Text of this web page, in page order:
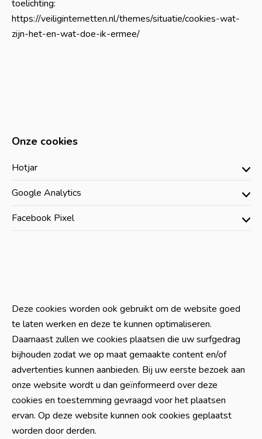
toelichting:
https://veiliginternetten.nl/themes/situatie/cookies-wat-
zijn-het-en-wat-doe-ik-ermee/
Onze cookies
Hotjar
Google Analytics
Facebook Pixel
Deze cookies worden ook gebruikt om de website goed
te laten werken en deze te kunnen optimaliseren.
Daarnaast zullen we cookies plaatsen die uw surfgedrag
bijhouden zodat we op maat gemaakte content en/of
advertenties kunnen aanbieden. Bij uw eerste bezoek aan
onze website wordt u dan geïnformeerd over deze
cookies en toestemming gevraagd voor het plaatsen
ervan. Op deze website kunnen ook cookies geplaatst
worden door derden.